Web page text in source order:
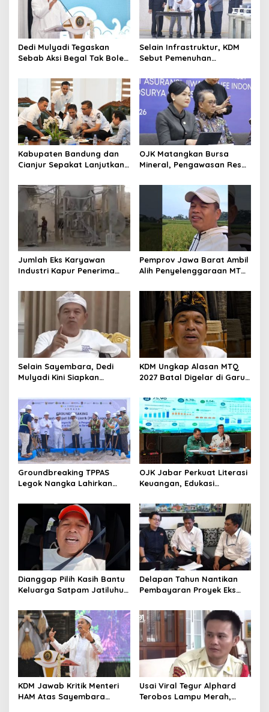
Dedi Mulyadi Tegaskan
Sebab Aksi Begal Tak Boleh
Ekonomi
Selain Infrastruktur, KDM
Sebut Pemenuhan
Masyarakat Jadi Fokus
APBD Jabar 2027
Kabupaten Bandung dan
Cianjur Sepakat Lanjutkan
Percepat Pertumbuhan
Ekonomi Daerah
OJK Matangkan Bursa
Mineral, Pengawasan Resmi
Jumlah Eks Karyawan
Industri Kapur Penerima
Bertambah, KDM: Kita
Identifikasi
Pemprov Jawa Barat Ambil
Alih Penyelenggaraan MTQ
Jadi Tuan Rumah
Selain Sayembara, Dedi
Mulyadi Kini Siapkan
Sebarkan Lokasi Penjualan
Narkotika
KDM Ungkap Alasan MTQ
2027 Batal Digelar di Garut,
Groundbreaking TPPAS
Legok Nangka Lahirkan
Penyelesaian Sampah
Bandung Raya
OJK Jabar Perkuat Literasi
Keuangan, Edukasi
Pertumbuhan Ekonomi
Dianggap Pilih Kasih Bantu
Keluarga Satpam Jatiluhur
Penjelasan Dedi Mulyadi
Delapan Tahun Nantikan
Pembayaran Proyek Eks
Tasikmalaya Akui Merugi 3,9
Miliar
KDM Jawab Kritik Menteri
HAM Atas Sayembara
Usai Viral Tegur Alphard
Terobos Lampu Merah,